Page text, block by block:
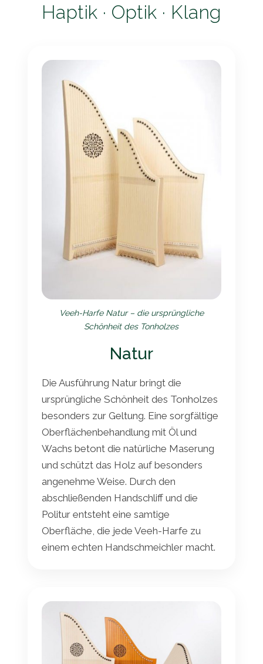
Haptik · Optik · Klang
Veeh-Harfe Natur – die ursprüngliche
Schönheit des Tonholzes
Natur
Die Ausführung Natur bringt die
ursprüngliche Schönheit des Tonholzes
besonders zur Geltung. Eine sorgfältige
Oberflächenbehandlung mit Öl und
Wachs betont die natürliche Maserung
und schützt das Holz auf besonders
angenehme Weise. Durch den
abschließenden Handschliff und die
Politur entsteht eine samtige
Oberfläche, die jede Veeh-Harfe zu
einem echten Handschmeichler macht.